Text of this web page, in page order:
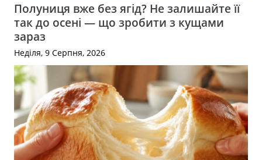
Полуниця вже без ягід? Не залишайте її
так до осені — що зробити з кущами
зараз
Неділя, 9 Серпня, 2026